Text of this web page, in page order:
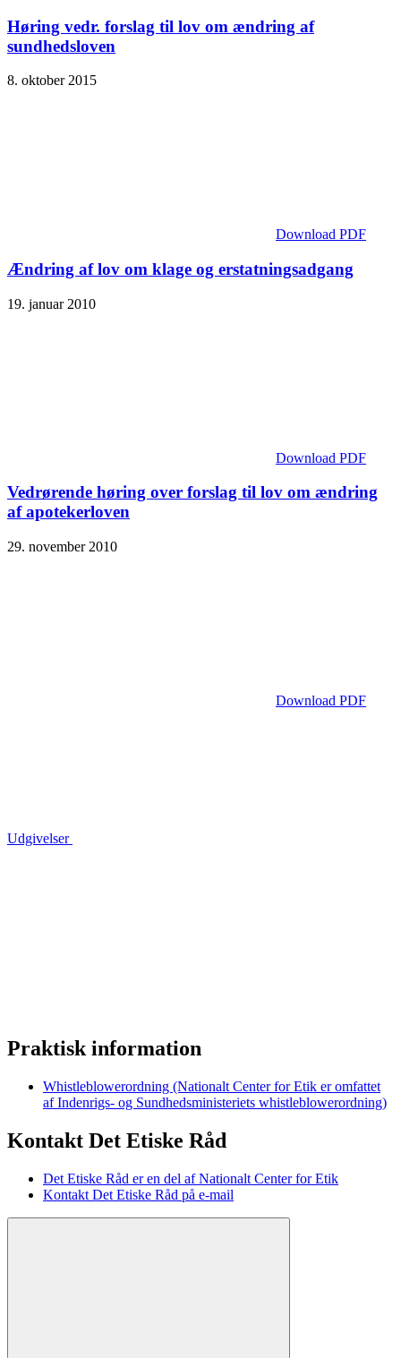
Høring vedr. forslag til lov om ændring af
sundhedsloven
8. oktober 2015
Download PDF
Ændring af lov om klage og erstatningsadgang
19. januar 2010
Download PDF
Vedrørende høring over forslag til lov om ændring
af apotekerloven
29. november 2010
Download PDF
Udgivelser
Praktisk information
Whistleblowerordning (Nationalt Center for Etik er omfattet
af Indenrigs- og Sundhedsministeriets whistleblowerordning)
Kontakt Det Etiske Råd
Det Etiske Råd er en del af Nationalt Center for Etik
Kontakt Det Etiske Råd på e-mail